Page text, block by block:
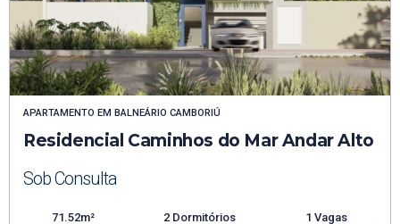
APARTAMENTO EM BALNEÁRIO CAMBORIÚ
Residencial Caminhos do Mar Andar Alto
Sob Consulta
71.52m² 2 Dormitórios 1 Vagas